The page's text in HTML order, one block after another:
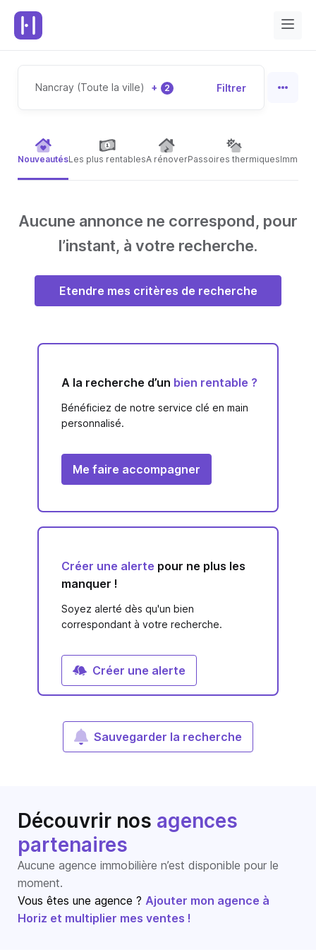
Nancray (Toute la ville) + 2 Filtrer
NouveautésLes plus rentablesA rénoverPassoires thermiques
Aucune annonce ne correspond, pour
l’instant, à votre recherche.
Etendre mes critères de recherche
A la recherche d’un bien rentable ?
Bénéficiez de notre service clé en main
personnalisé.
Me faire accompagner
Créer une alerte pour ne plus les
manquer !
Soyez alerté dès qu'un bien
correspondant à votre recherche.
Créer une alerte
Sauvegarder la recherche
Découvrir nos agences
partenaires
Aucune agence immobilière n’est disponible pour le
moment.
Vous êtes une agence ? Ajouter mon agence à
Horiz et multiplier mes ventes !